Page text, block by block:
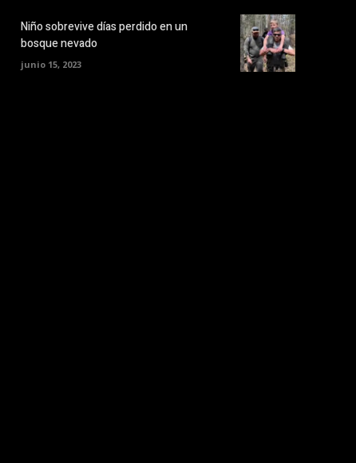
Niño sobrevive días perdido en un
bosque nevado
junio 15, 2023